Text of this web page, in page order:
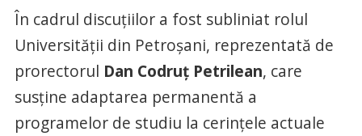
În cadrul discuțiilor a fost subliniat rolul
Universității din Petroșani, reprezentată de
prorectorul Dan Codruț Petrilean, care
susține adaptarea permanentă a
programelor de studiu la cerințele actuale